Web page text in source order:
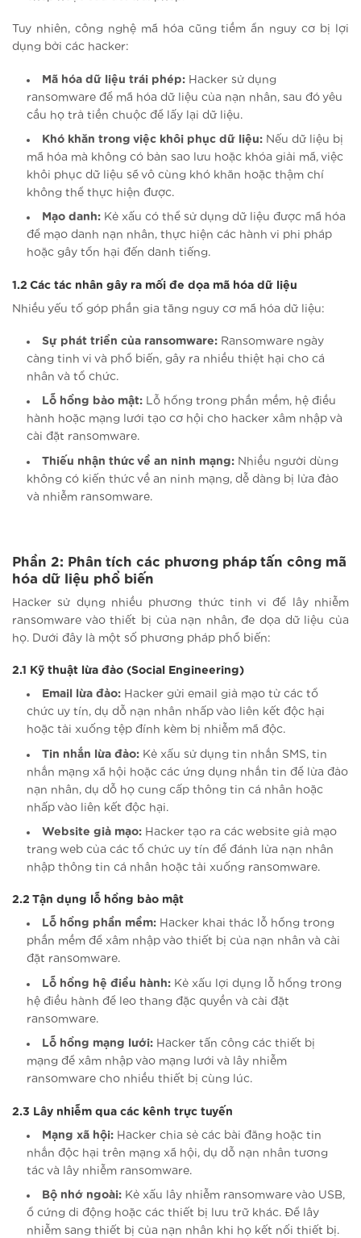
Tuy nhiên, công nghệ mã hóa cũng tiềm ẩn nguy cơ bị lợi
dụng bởi các hacker:
Mã hóa dữ liệu trái phép: Hacker sử dụng
ransomware để mã hóa dữ liệu của nạn nhân, sau đó yêu
cầu họ trả tiền chuộc để lấy lại dữ liệu.
Khó khăn trong việc khôi phục dữ liệu: Nếu dữ liệu bị
mã hóa mà không có bản sao lưu hoặc khóa giải mã, việc
khôi phục dữ liệu sẽ vô cùng khó khăn hoặc thậm chí
không thể thực hiện được.
Mạo danh: Kẻ xấu có thể sử dụng dữ liệu được mã hóa
để mạo danh nạn nhân, thực hiện các hành vi phi pháp
hoặc gây tổn hại đến danh tiếng.
1.2 Các tác nhân gây ra mối đe dọa mã hóa dữ liệu
Nhiều yếu tố góp phần gia tăng nguy cơ mã hóa dữ liệu:
Sự phát triển của ransomware: Ransomware ngày
càng tinh vi và phổ biến, gây ra nhiều thiệt hại cho cá
nhân và tổ chức.
Lỗ hổng bảo mật: Lỗ hổng trong phần mềm, hệ điều
hành hoặc mạng lưới tạo cơ hội cho hacker xâm nhập và
cài đặt ransomware.
Thiếu nhận thức về an ninh mạng: Nhiều người dùng
không có kiến thức về an ninh mạng, dễ dàng bị lừa đảo
và nhiễm ransomware.
Phần 2: Phân tích các phương pháp tấn công mã
hóa dữ liệu phổ biến
Hacker sử dụng nhiều phương thức tinh vi để lây nhiễm
ransomware vào thiết bị của nạn nhân, đe dọa dữ liệu của
họ. Dưới đây là một số phương pháp phổ biến:
2.1 Kỹ thuật lừa đảo (Social Engineering)
Email lừa đảo: Hacker gửi email giả mạo từ các tổ
chức uy tín, dụ dỗ nạn nhân nhấp vào liên kết độc hại
hoặc tải xuống tệp đính kèm bị nhiễm mã độc.
Tin nhắn lừa đảo: Kẻ xấu sử dụng tin nhắn SMS, tin
nhắn mạng xã hội hoặc các ứng dụng nhắn tin để lừa đảo
nạn nhân, dụ dỗ họ cung cấp thông tin cá nhân hoặc
nhấp vào liên kết độc hại.
Website giả mạo: Hacker tạo ra các website giả mạo
trang web của các tổ chức uy tín để đánh lừa nạn nhân
nhập thông tin cá nhân hoặc tải xuống ransomware.
2.2 Tận dụng lỗ hổng bảo mật
Lỗ hổng phần mềm: Hacker khai thác lỗ hổng trong
phần mềm để xâm nhập vào thiết bị của nạn nhân và cài
đặt ransomware.
Lỗ hổng hệ điều hành: Kẻ xấu lợi dụng lỗ hổng trong
hệ điều hành để leo thang đặc quyền và cài đặt
ransomware.
Lỗ hổng mạng lưới: Hacker tấn công các thiết bị
mạng để xâm nhập vào mạng lưới và lây nhiễm
ransomware cho nhiều thiết bị cùng lúc.
2.3 Lây nhiễm qua các kênh trực tuyến
Mạng xã hội: Hacker chia sẻ các bài đăng hoặc tin
nhắn độc hại trên mạng xã hội, dụ dỗ nạn nhân tương
tác và lây nhiễm ransomware.
Bộ nhớ ngoài: Kẻ xấu lây nhiễm ransomware vào USB,
ổ cứng di động hoặc các thiết bị lưu trữ khác. Để lây
nhiễm sang thiết bị của nạn nhân khi họ kết nối thiết bị.